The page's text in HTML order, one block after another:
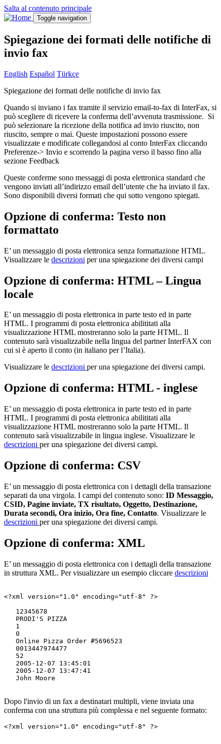
Salta al contenuto principale
Toggle navigation
Spiegazione dei formati delle notifiche di
invio fax
English Español Türkçe
Spiegazione dei formati delle notifiche di invio fax
Quando si inviano i fax tramite il servizio email-to-fax di InterFax, si
può scegliere di ricevere la conferma dell’avvenuta trasmissione. Si
può selezionare la ricezione della notifica ad invio riuscito, non
riuscito, sempre o mai. Queste impostazioni possono essere
visualizzate e modificate collegandosi al conto InterFax cliccando
Preferenze-> Invio e scorrendo la pagina verso il basso fino alla
sezione Feedback
Queste conferme sono messaggi di posta elettronica standard che
vengono inviati all’indirizzo email dell’utente che ha inviato il fax.
Sono disponibili diversi formati che qui sotto vengono spiegati.
Opzione di conferma: Testo non
formattato
E’ un messaggio di posta elettronica senza formattazione HTML.
Visualizzare le descrizioni per una spiegazione dei diversi campi
Opzione di conferma: HTML – Lingua
locale
E’ un messaggio di posta elettronica in parte testo ed in parte
HTML. I programmi di posta elettronica abilititati alla
visualizzazione HTML mostreranno solo la parte HTML. Il
contenuto sarà visualizzabile nella lingua del partner InterFAX con
cui si è aperto il conto (in italiano per l’Italia).
Visualizzare le descrizioni per una spiegazione dei diversi campi.
Opzione di conferma: HTML - inglese
E’ un messaggio di posta elettronica in parte testo ed in parte
HTML. I programmi di posta elettronica abilititati alla
visualizzazione HTML mostreranno solo la parte HTML. Il
contenuto sarà visualizzabile in lingua inglese. Visualizzare le
descrizioni per una spiegazione dei diversi campi.
Opzione di conferma: CSV
E’ un messaggio di posta elettronica con i dettagli della transazione
separati da una virgola. I campi del contenuto sono: ID Messaggio,
CSID, Pagine inviate, TX risultato, Oggetto, Destinazione,
Durata secondi, Ora inizio, Ora fine, Contatto. Visualizzare le
descrizioni per una spiegazione dei diversi campi.
Opzione di conferma: XML
E’ un messaggio di posta elettronica con i dettagli della transazione
in struttura XML. Per visualizzare un esempio cliccare descrizioni
<?xml version="1.0" encoding="utf-8" ?>
   12345678
   PRODI'S PIZZA
   1
   0
   Online Pizza Order #5696523
   0013447974477
   52
   2005-12-07 13:45:01
   2005-12-07 13:47:41
   John Moore
Dopo l'invio di un fax a destinatari multipli, viene inviata una
conferma con una struttura più complessa e nel seguente formato:
<?xml version="1.0" encoding="utf-8" ?>